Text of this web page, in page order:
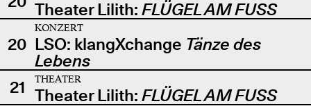
Theater Lilith: FLÜGEL AM FUSS
20
KONZERT
LSO: klangXchange Tänze des
Lebens
21
THEATER
Theater Lilith: FLÜGEL AM FUSS